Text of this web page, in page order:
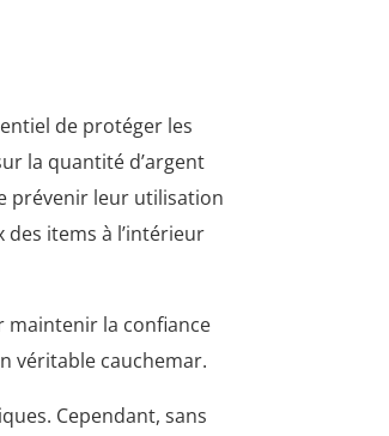
de protéger les
la quantité d’argent
prévenir leur utilisation
items à l’intérieur
maintenir la confiance
véritable cauchemar.
Cependant, sans